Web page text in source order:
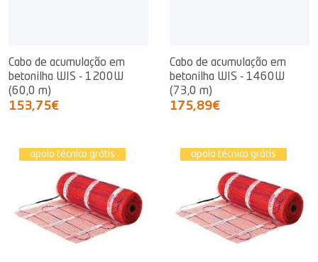
Cabo de acumulação em
betonilha WIS - 1200W
(60,0 m)
153,75€
Cabo de acumulação em
betonilha WIS - 1460W
(73,0 m)
175,89€
apoio técnico grátis apoio técnico grátis